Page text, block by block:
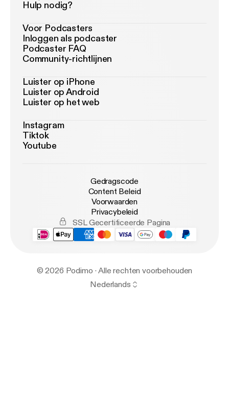
Hulp nodig?
Voor Podcasters
Inloggen als podcaster
Podcaster FAQ
Community-richtlijnen
Luister op iPhone
Luister op Android
Luister op het web
Instagram
Tiktok
Youtube
Gedragscode
Content Beleid
Voorwaarden
Privacybeleid
SSL Gecertificeerde Pagina
© 2026 Podimo · Alle rechten voorbehouden
Nederlands